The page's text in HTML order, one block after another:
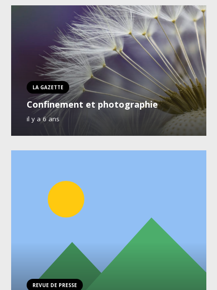
LA GAZETTE
Confinement et photographie
il y a 6 ans
REVUE DE PRESSE